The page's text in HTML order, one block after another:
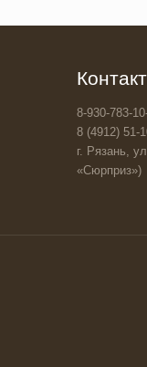
8-930-783-
8 (4912) 51-
г. Рязань,
«Сюрприз»)